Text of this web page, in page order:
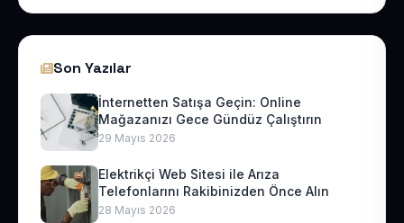
Son Yazılar
İnternetten Satışa Geçin: Online
Mağazanızı Gece Gündüz Çalıştırın
29 Mayıs 2026
Elektrikçi Web Sitesi ile Arıza
Telefonlarını Rakibinizden Önce Alın
28 Mayıs 2026